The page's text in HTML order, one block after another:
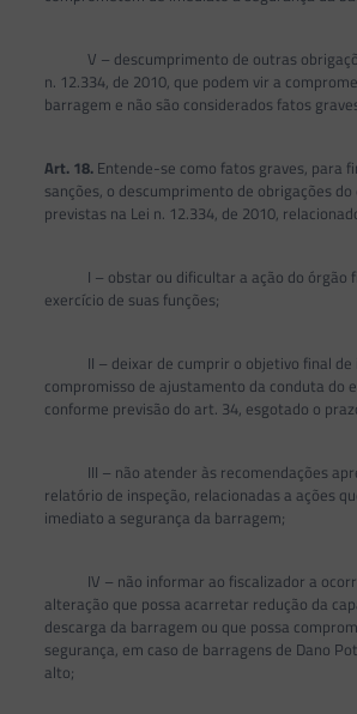
V – descumprimento de outras
n. 12.334, de 2010, que podem vir a
barragem e não são considerados fatos
Art. 18.Entende-se como fatos graves, para
sanções, o descumprimento de obrigações
previstas na Lei n. 12.334, de 2010,
I – obstar ou dificultar a ação do órgão
exercício de suas funções;
II – deixar de cumprir o objetivo final de
compromisso de ajustamento da conduta do
conforme previsão do art. 34, esgotado o
III – não atender às recomendações
relatório de inspeção, relacionadas a ações
imediato a segurança da barragem;
IV – não informar ao fiscalizador a
alteração que possa acarretar redução da
descarga da barragem ou que possa
segurança, em caso de barragens de Dano
alto;